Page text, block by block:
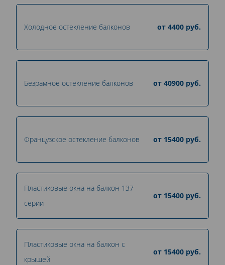
Холодное остекление балконов от 4400 руб.
Безрамное остекление балконов от 40900 руб.
Французское остекление балконов от 15400 руб.
Пластиковые окна на балкон 137
серии
от 15400 руб.
Пластиковые окна на балкон с
крышей
от 15400 руб.